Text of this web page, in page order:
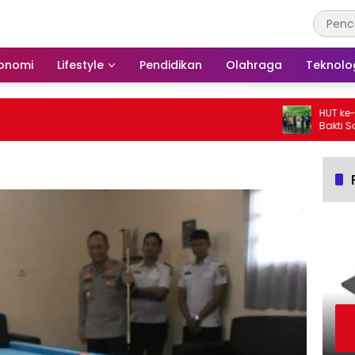
Lifestyle Pendidikan Olahraga
HUT ke-25,
Bakti
Langgar